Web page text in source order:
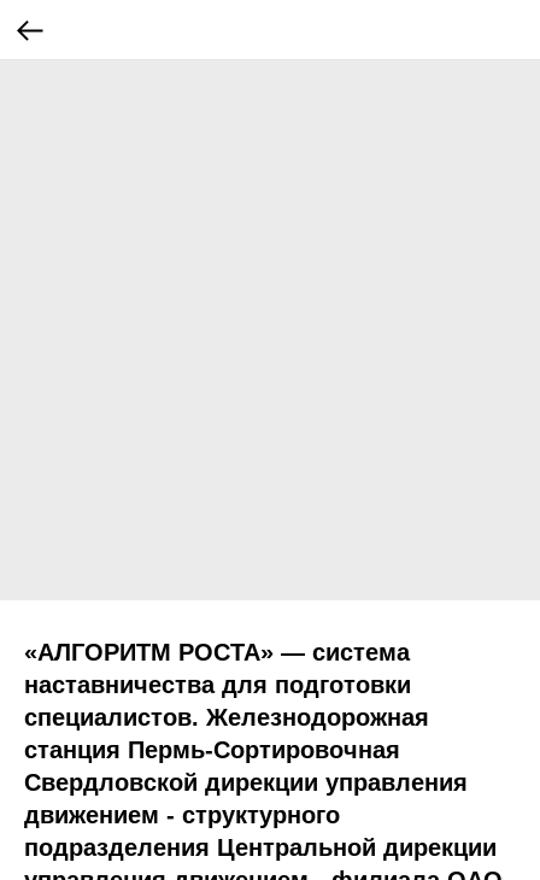
«АЛГОРИТМ РОСТА» — система
наставничества для подготовки
специалистов. Железнодорожная
станция Пермь-Сортировочная
Свердловской дирекции управления
движением - структурного
подразделения Центральной дирекции